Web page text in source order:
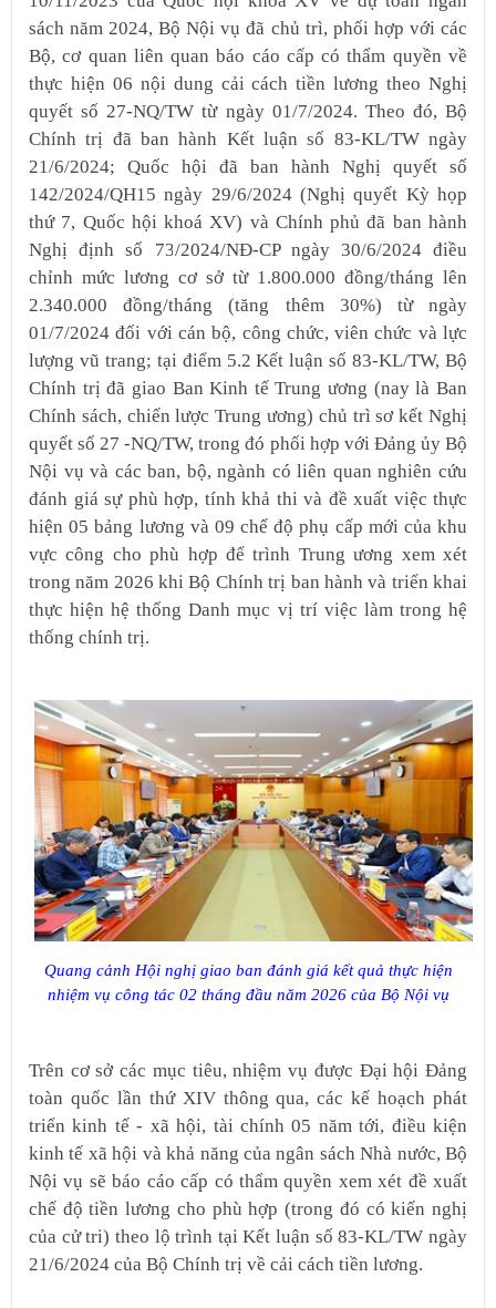
sách năm 2024, Bộ Nội vụ đã chủ trì, phối hợp với các
Bộ, cơ quan liên quan báo cáo cấp có thẩm quyền về
thực hiện 06 nội dung cải cách tiền lương theo Nghị
quyết số 27-NQ/TW từ ngày 01/7/2024. Theo đó, Bộ
Chính trị đã ban hành Kết luận số 83-KL/TW ngày
21/6/2024; Quốc hội đã ban hành Nghị quyết số
142/2024/QH15 ngày 29/6/2024 (Nghị quyết Kỳ họp
thứ 7, Quốc hội khoá XV) và Chính phủ đã ban hành
Nghị định số 73/2024/NĐ-CP ngày 30/6/2024 điều
chỉnh mức lương cơ sở từ 1.800.000 đồng/tháng lên
2.340.000 đồng/tháng (tăng thêm 30%) từ ngày
01/7/2024 đối với cán bộ, công chức, viên chức và lực
lượng vũ trang; tại điểm 5.2 Kết luận số 83-KL/TW, Bộ
Chính trị đã giao Ban Kinh tế Trung ương (nay là Ban
Chính sách, chiến lược Trung ương) chủ trì sơ kết Nghị
quyết số 27 -NQ/TW, trong đó phối hợp với Đảng ủy Bộ
Nội vụ và các ban, bộ, ngành có liên quan nghiên cứu
đánh giá sự phù hợp, tính khả thi và đề xuất việc thực
hiện 05 bảng lương và 09 chế độ phụ cấp mới của khu
vực công cho phù hợp để trình Trung ương xem xét
trong năm 2026 khi Bộ Chính trị ban hành và triển khai
thực hiện hệ thống Danh mục vị trí việc làm trong hệ
thống chính trị.
Quang cảnh Hội nghị giao ban đánh giá kết quả thực hiện
nhiệm vụ công tác 02 tháng đầu năm 2026 của Bộ Nội vụ
Trên cơ sở các mục tiêu, nhiệm vụ được Đại hội Đảng
toàn quốc lần thứ XIV thông qua, các kế hoạch phát
triển kinh tế - xã hội, tài chính 05 năm tới, điều kiện
kinh tế xã hội và khả năng của ngân sách Nhà nước, Bộ
Nội vụ sẽ báo cáo cấp có thẩm quyền xem xét đề xuất
chế độ tiền lương cho phù hợp (trong đó có kiến nghị
của cử tri) theo lộ trình tại Kết luận số 83-KL/TW ngày
21/6/2024 của Bộ Chính trị về cải cách tiền lương.